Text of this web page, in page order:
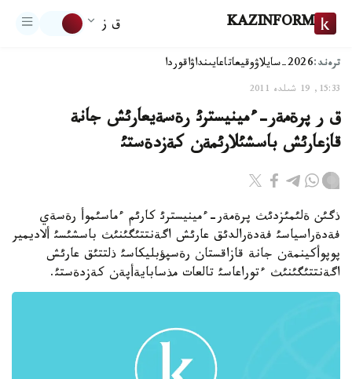
KAZINFORM ق ز
ترەند:2026-سايلاۋ وقيعاتاعايىنداۋاقوردا
15:33, 19 شىلدە 2011
ق ر پرةمةر-ءمينيسترئ رةسةيعارئش جانة
قازعارئش باسشئلارئمةن كةزدةستئ
ذگئن ةلئمئزدئث پرةمةر-ءمينيسترئ كارئم ءماسئموأ رةسةي
فةدةراسياسئ فةدةرالدئق عارئش اگةنتتئگئنئث باسشئسئ ألاديمير
پوپوأكينمةن جانة قازاقستان رةسپؤبليكاسئ ذلتتئق عارئش
اگةنتتئگئنئث ءتوراعاسئ تالعات مذسابايةأپةن كةزدةستئ.